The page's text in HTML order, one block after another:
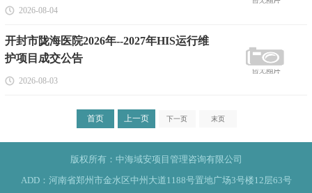
2026-08-04
开封市陇海医院2026年--2027年HIS运行维
护项目成交公告
2026-08-03
首页 上一页 下一页 末页
版权所有：中海域安项目管理咨询有限公司
ADD：河南省郑州市金水区中州大道1188号置地广场3号楼12层63号